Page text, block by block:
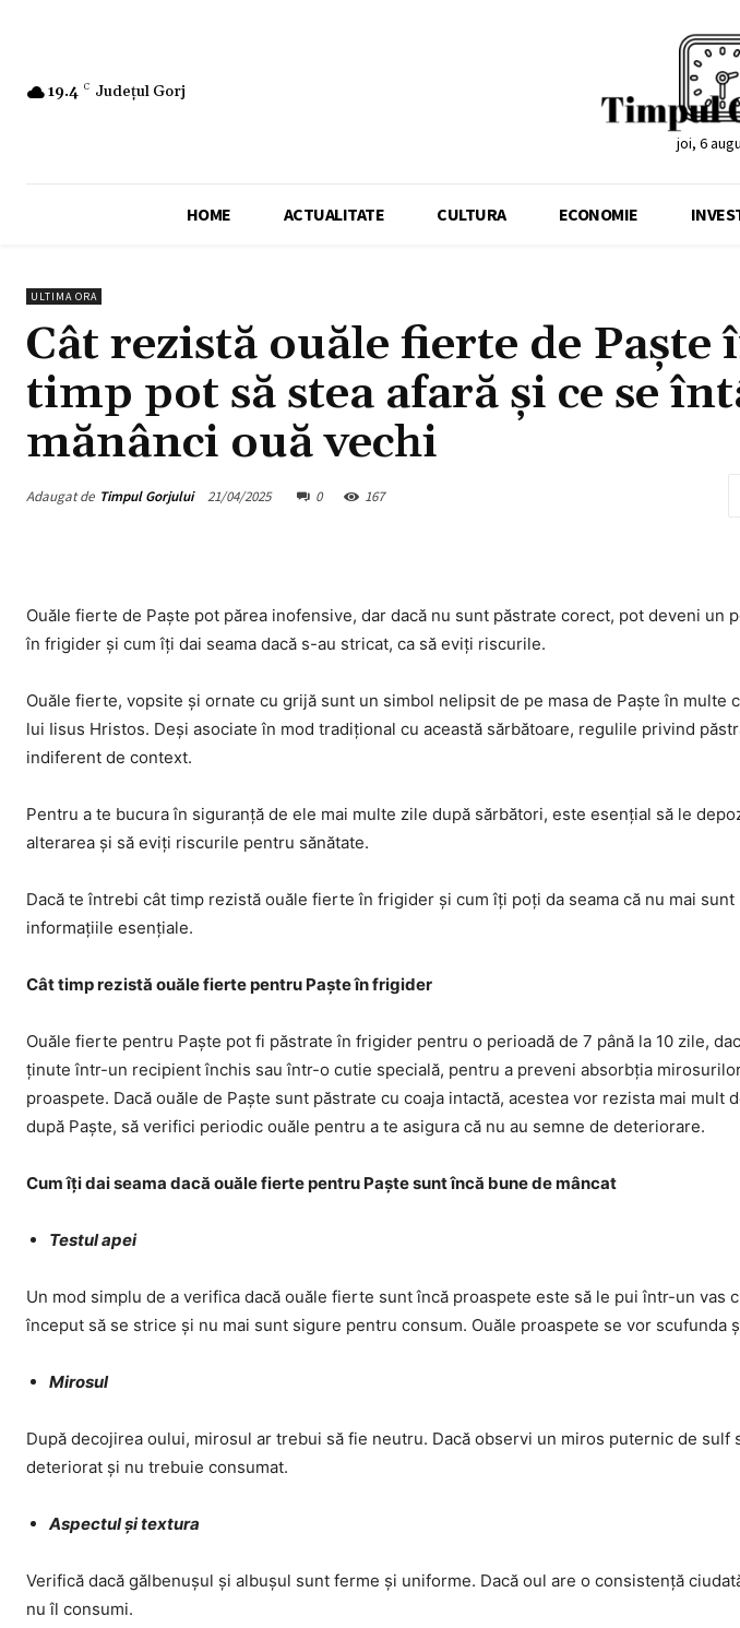
19.4 C Județul Gorj
joi, 6
HOME ACTUALITATE CULTURA ECONOMIE
ULTIMA ORA
Cât rezistă ouăle fierte de
timp pot să stea afară și ce se
mănânci ouă vechi
Adaugat de Timpul Gorjului 21/04/2025 0 167
Ouăle fierte de Paște pot părea inofensive, dar dacă nu sunt păstrate corect, pot deveni un
în frigider și cum îți dai seama dacă s-au stricat, ca să eviți riscurile.
Ouăle fierte, vopsite și ornate cu grijă sunt un simbol nelipsit de pe masa de Paște în
lui Iisus Hristos. Deși asociate în mod tradițional cu această sărbătoare, regulile privind
indiferent de context.
Pentru a te bucura în siguranță de ele mai multe zile după sărbători, este esențial să le
alterarea și să eviți riscurile pentru sănătate.
Dacă te întrebi cât timp rezistă ouăle fierte în frigider și cum îți poți da seama că nu mai
informațiile esențiale.
Cât timp rezistă ouăle fierte pentru Paște în frigider
Ouăle fierte pentru Paște pot fi păstrate în frigider pentru o perioadă de 7 până la 10 zile,
ținute într-un recipient închis sau într-o cutie specială, pentru a preveni absorbția
proaspete. Dacă ouăle de Paște sunt păstrate cu coaja intactă, acestea vor rezista mai mult
după Paște, să verifici periodic ouăle pentru a te asigura că nu au semne de deteriorare.
Cum îți dai seama dacă ouăle fierte pentru Paște sunt încă bune de mâncat
Testul apei
Un mod simplu de a verifica dacă ouăle fierte sunt încă proaspete este să le pui într-un vas
început să se strice și nu mai sunt sigure pentru consum. Ouăle proaspete se vor scufunda
Mirosul
După decojirea oului, mirosul ar trebui să fie neutru. Dacă observi un miros puternic de sulf
deteriorat și nu trebuie consumat.
Aspectul și textura
Verifică dacă gălbenușul și albușul sunt ferme și uniforme. Dacă oul are o consistență
nu îl consumi.